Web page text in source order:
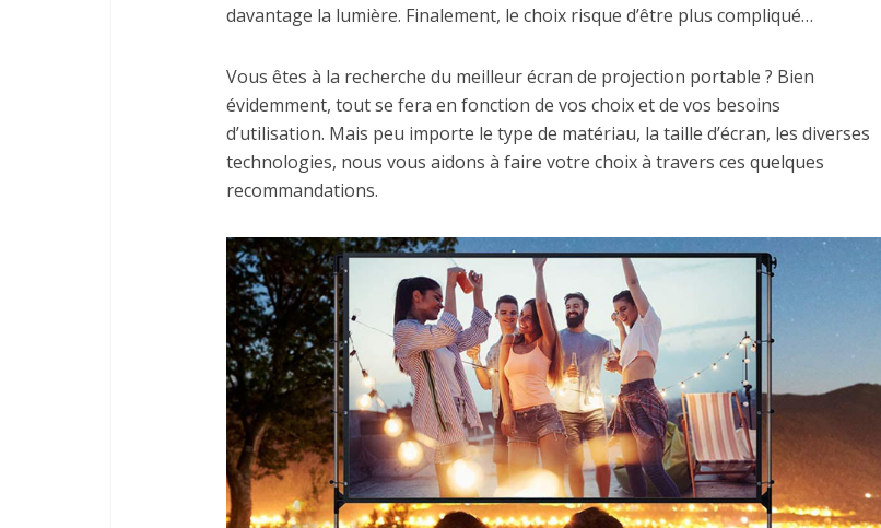
davantage la lumière. Finalement, le choix risque d’être plus compliqué…
Vous êtes à la recherche du meilleur écran de projection portable ? Bien
évidemment, tout se fera en fonction de vos choix et de vos besoins
d’utilisation. Mais peu importe le type de matériau, la taille d’écran, les diverses
technologies, nous vous aidons à faire votre choix à travers ces quelques
recommandations.